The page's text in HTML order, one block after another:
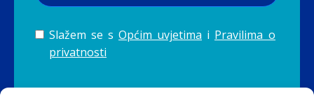
Slažem se s Općim uvjetima i Pravilima o
privatnosti